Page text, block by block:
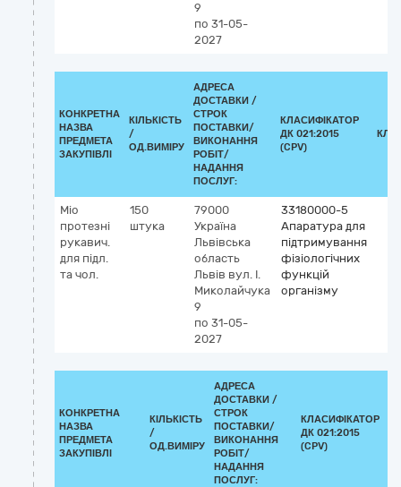
9
по 31-05-
2027
КОНКРЕТНА
НАЗВА
ПРЕДМЕТА
ЗАКУПІВЛІ
КІЛЬКІСТЬ
/
ОД.ВИМІРУ
АДРЕСА
ДОСТАВКИ /
СТРОК
ПОСТАВКИ/
ВИКОНАННЯ
РОБІТ/
НАДАННЯ
ПОСЛУГ:
КЛАСИФІКАТОР
ДК 021:2015
(CPV)
Міо
протезні
рукавич.
для підл.
та чол.
150
штука
79000
Україна
Львівська
область
Львів вул. І.
Миколайчука
9
по 31-05-
2027
33180000-5
Апаратура для
підтримування
фізіологічних
функцій
організму
КОНКРЕТНА
НАЗВА
ПРЕДМЕТА
ЗАКУПІВЛІ
КІЛЬКІСТЬ
/
ОД.ВИМІРУ
АДРЕСА
ДОСТАВКИ /
СТРОК
ПОСТАВКИ/
ВИКОНАННЯ
РОБІТ/
НАДАННЯ
ПОСЛУГ:
КЛАСИФІКАТОР
ДК 021:2015
(CPV)